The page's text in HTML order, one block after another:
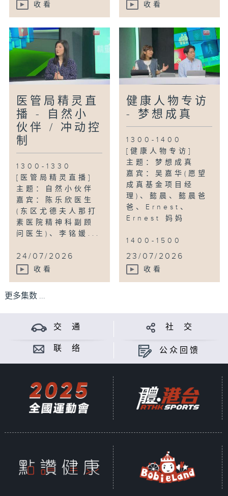
收看 收看
医管局精灵直
播 - 自然小
伙伴 / 冲动控
制
1300-1330
[医管局精灵直播]
主题：自然小伙伴
嘉宾：陈乐欣医生
(东区尤德夫人那打
素医院精神科副顾
问医生)、李铭媛...
24/07/2026
收看
健康人物专访
- 梦想成真
1300-1400
[健康人物专访]
主题：梦想成真
嘉宾：吴嘉华(愿望
成真基金项目经
理)、懿晨、懿晨爸
爸、Ernest、
Ernest 妈妈
1400-1500
...
23/07/2026
收看
更多集数 ...
交 通 社 交
联 络 公众回馈